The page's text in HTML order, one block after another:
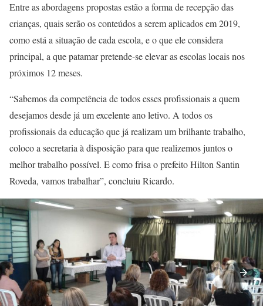
Entre as abordagens propostas estão a forma de recepção das
crianças, quais serão os conteúdos a serem aplicados em 2019,
como está a situação de cada escola, e o que ele considera
principal, a que patamar pretende-se elevar as escolas locais nos
próximos 12 meses.
“Sabemos da competência de todos esses profissionais a quem
desejamos desde já um excelente ano letivo. A todos os
profissionais da educação que já realizam um brilhante trabalho,
coloco a secretaria à disposição para que realizemos juntos o
melhor trabalho possível. E como frisa o prefeito Hilton Santin
Roveda, vamos trabalhar”, concluiu Ricardo.